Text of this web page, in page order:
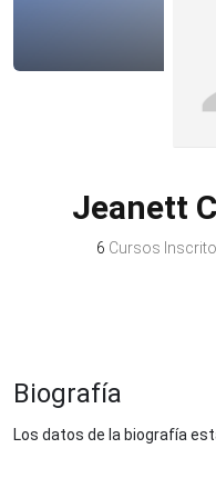
Jeanett
6 Cursos
Biografía
Los datos de la biografía